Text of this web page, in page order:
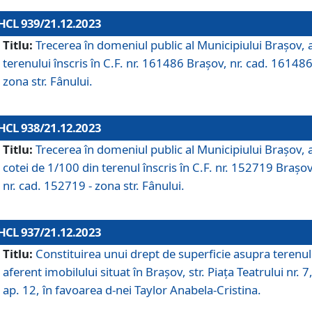
939/21.12.2023
Titlu: Trecerea în domeniul public al Municipiului Braşov,
terenului înscris în C.F. nr. 161486 Brașov, nr. cad.
zona str. Fânului.
938/21.12.2023
Titlu: Trecerea în domeniul public al Municipiului Braşov,
cotei de 1/100 din terenul înscris în C.F. nr. 152719
nr. cad. 152719 - zona str. Fânului.
937/21.12.2023
Titlu: Constituirea unui drept de superficie asupra
aferent imobilului situat în Brașov, str. Piața Teatrului nr. 7,
ap. 12, în favoarea d-nei Taylor Anabela-Cristina.